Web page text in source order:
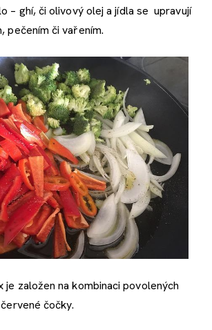
– ghí, či olivový olej a jídla se upravují
pečením či vařením.
je založen na kombinaci povolených
čočky.